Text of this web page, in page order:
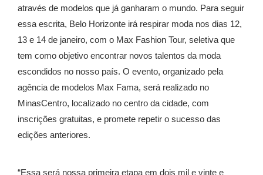
através de modelos que já ganharam o mundo. Para seguir
essa escrita, Belo Horizonte irá respirar moda nos dias 12,
13 e 14 de janeiro, com o Max Fashion Tour, seletiva que
tem como objetivo encontrar novos talentos da moda
escondidos no nosso país. O evento, organizado pela
agência de modelos Max Fama, será realizado no
MinasCentro, localizado no centro da cidade, com
inscrições gratuitas, e promete repetir o sucesso das
edições anteriores.
“Essa será nossa primeira etapa em dois mil e vinte e